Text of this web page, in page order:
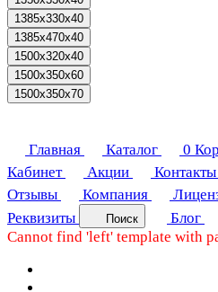
1385x330x40
1385x470x40
1500x320x40
1500x350x60
1500x350x70
Главная Каталог 0
Кабинет
Акции Контакты
Отзывы
Компания
Реквизиты
Поиск Блог
Cannot find 'left' template with